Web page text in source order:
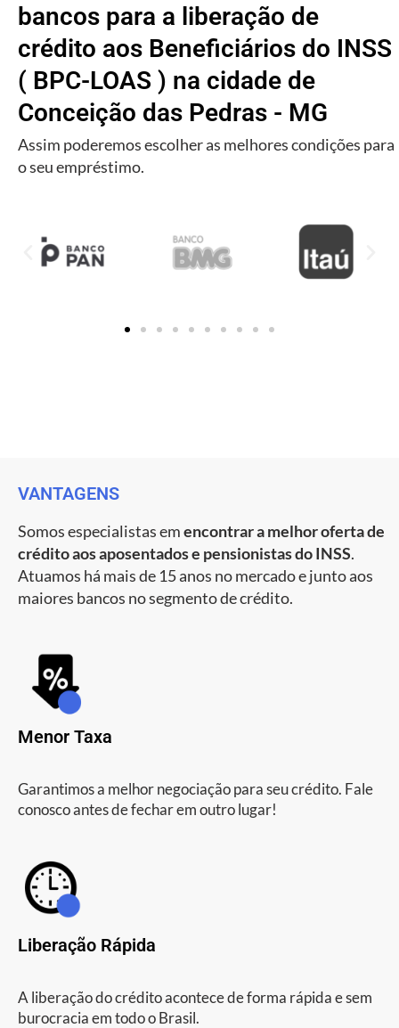
bancos para a liberação de
crédito aos Beneficiários do INSS
( BPC-LOAS ) na cidade de
Conceição das Pedras - MG
Assim poderemos escolher as melhores condições para
o seu empréstimo.
VANTAGENS
Somos especialistas emencontrar a melhor oferta de
crédito aos aposentados e pensionistas do INSS.
Atuamos há mais de 15 anos no mercado e junto aos
maiores bancos no segmento de crédito.
Menor Taxa
Garantimos a melhor negociação para seu crédito. Fale
conosco antes de fechar em outro lugar!
Liberação Rápida
A liberação do crédito acontece de forma rápida e sem
burocracia em todo o Brasil.